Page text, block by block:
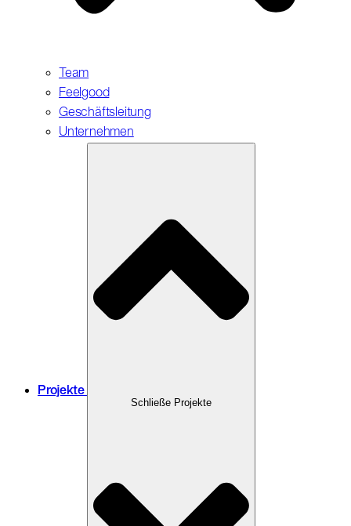
Team
Feelgood
Geschäftsleitung
Unternehmen
Projekte
Schließe Projekte